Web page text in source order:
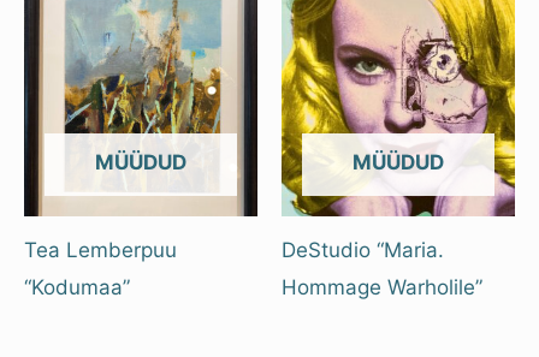
OUT OF STOCK
Tea Lemberpuu
“Kodumaa”
OUT OF STOCK
DeStudio “Maria.
Hommage Warholile”